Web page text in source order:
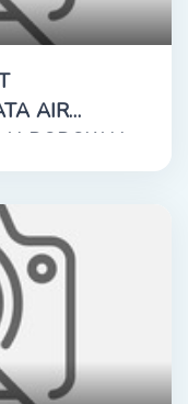
AIR
DODOKAN